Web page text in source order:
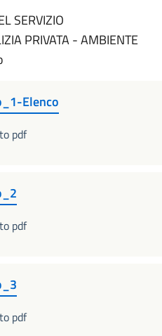
SERVIZIO
PRIVATA - AMBIENTE
Elenco
pdf
pdf
pdf